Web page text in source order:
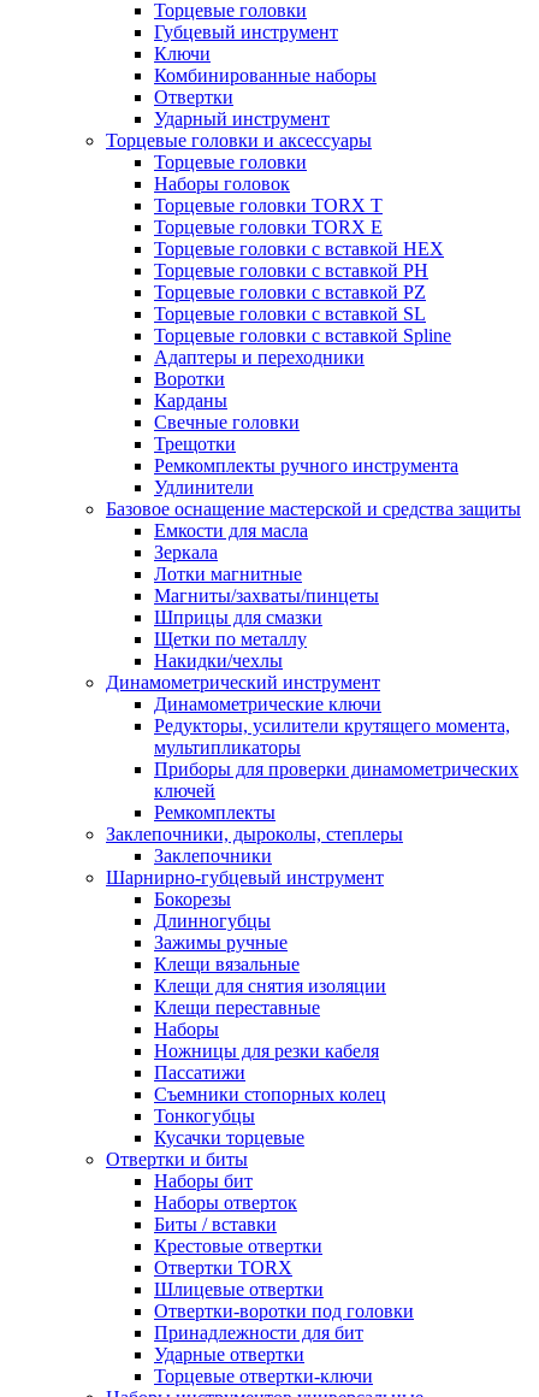
Торцевые головки
Губцевый инструмент
Ключи
Комбинированные наборы
Отвертки
Ударный инструмент
Торцевые головки и аксессуары
Торцевые головки
Наборы головок
Торцевые головки TORX T
Торцевые головки TORX Е
Торцевые головки с вставкой HEX
Торцевые головки с вставкой PH
Торцевые головки с вставкой PZ
Торцевые головки с вставкой SL
Торцевые головки с вставкой Spline
Адаптеры и переходники
Воротки
Карданы
Свечные головки
Трещотки
Ремкомплекты ручного инструмента
Удлинители
Базовое оснащение мастерской и средства защиты
Емкости для масла
Зеркала
Лотки магнитные
Магниты/захваты/пинцеты
Шприцы для смазки
Щетки по металлу
Накидки/чехлы
Динамометрический инструмент
Динамометрические ключи
Редукторы, усилители крутящего момента,
мультипликаторы
Приборы для проверки динамометрических
ключей
Ремкомплекты
Заклепочники, дыроколы, степлеры
Заклепочники
Шарнирно-губцевый инструмент
Бокорезы
Длинногубцы
Зажимы ручные
Клещи вязальные
Клещи для снятия изоляции
Клещи переставные
Наборы
Ножницы для резки кабеля
Пассатижи
Съемники стопорных колец
Тонкогубцы
Кусачки торцевые
Отвертки и биты
Наборы бит
Наборы отверток
Биты / вставки
Крестовые отвертки
Отвертки TORX
Шлицевые отвертки
Отвертки-воротки под головки
Принадлежности для бит
Ударные отвертки
Торцевые отвертки-ключи